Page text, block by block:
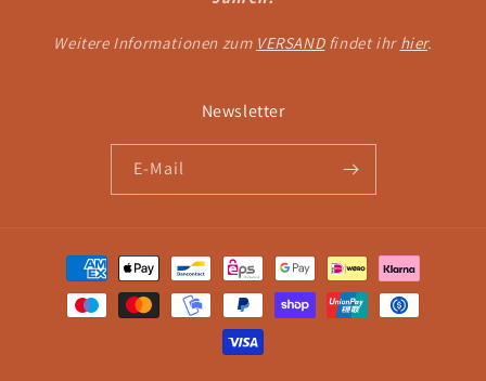
Weitere Informationen zum VERSANDfindet ihr hier.
Newsletter
E-Mail
Zahlungsmethoden